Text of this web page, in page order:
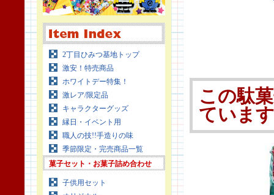
2丁目ひみつ基地トップ
激安！特売商品
ホワイトデー特集！
激レア/限定品
キャラクターグッズ
縁日・イベント用
職人の技!!手造りの味
季節限定・完売商品一覧
菓子セット・お菓子詰め合わせ
子供用セット
この駄
ていま